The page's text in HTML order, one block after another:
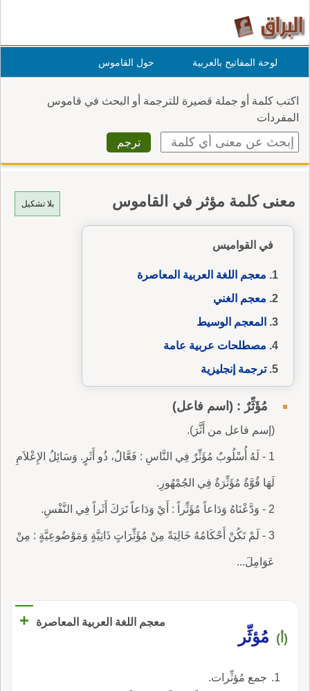
لوحة المفاتيح بالعربية حول القاموس
اكتب كلمة أو جملة قصيرة للترجمة أو البحث في قاموس
المفردات
بلا تشكيل معنى كلمة مؤثر في القاموس
في القواميس
معجم اللغة العربية المعاصرة
معجم الغني
المعجم الوسيط
مصطلحات عربية عامة
ترجمة إنجليزية
مُؤَثِّرٌ : (اسم فاعل)
(إسم فاعل من أَثَّرَ).
1 - لَهُ أُسْلُوبٌ مُؤَثِّرٌ فِي النَّاسِ : فَعَّالٌ، ذُو أَثَرٍ.‏ وَسَائِلُ الإِعْلاَمِ
لَهَا قُوَّةٌ مُؤَثِّرَةٌ فِي الجُمْهُورِ.
2 - وَدَّعْنَاهُ وَدَاعاً مُؤَثِّراً : أَيْ وَدَاعاً تَرَكَ أَثَراً فِي النَّفْسِ.
3 - لَمْ تَكُنْ أَحْكَامُهُ خَالِيَةً مِنْ مُؤَثِّرَاتٍ ذَاتِيَّةٍ وَمَوْضُوعِيَّةٍ : مِنْ
عَوَامِلَ...
معجم اللغة العربية المعاصرة +
(أ) مُؤثِّر
جمع مُؤثِّرات.